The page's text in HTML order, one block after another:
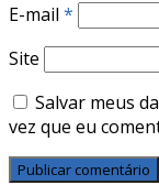
E-mail *
Site
Salvar meus
vez que eu